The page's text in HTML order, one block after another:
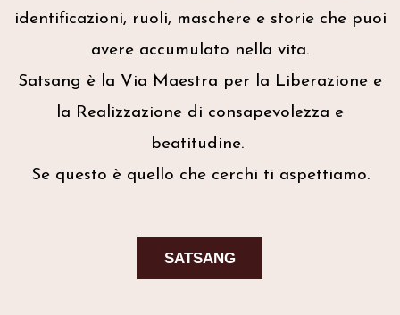
identificazioni, ruoli, maschere e storie che puoi
avere accumulato nella vita.
Satsang è la Via Maestra per la Liberazione e
la Realizzazione di consapevolezza e
beatitudine.
Se questo è quello che cerchi ti aspettiamo.
SATSANG